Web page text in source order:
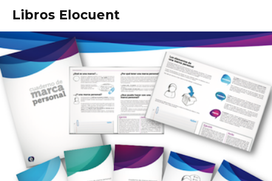
Libros Elocuent